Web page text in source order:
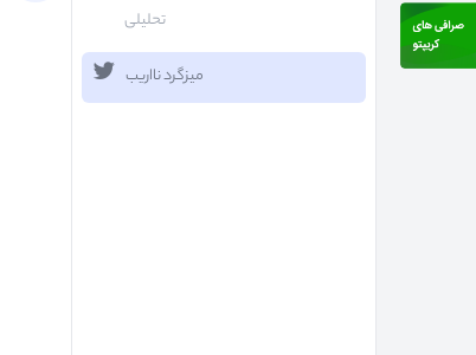
تحلیلی
میزگرد نااریب